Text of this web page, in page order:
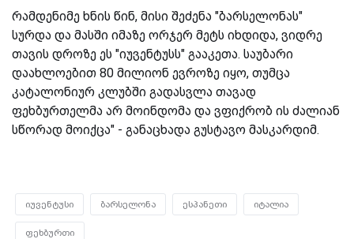
რამდენიმე ხნის წინ, მისი შეძენა "ბარსელონას"
სურდა და მასში იმაზე ორჯერ მეტს იხდიდა, ვიდრე
თავის დროზე ეს "იუვენტუსს" გააკეთა. საუბარი
დაახლოებით 80 მილიონ ევროზე იყო, თუმცა
კატალონიურ კლუბში გადასვლა თავად
ფეხბურთელმა არ მოინდომა და ვფიქრობ ის ძალიან
სწორად მოიქცა" - განაცხადა გუსტავო მასკარდიმ.
იუვენტუსი ბარსელონა ესპანეთი იტალია
ფეხბურთი